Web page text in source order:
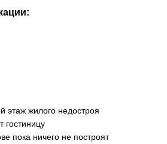
этаж жилого недостроя
гостиницу
пока ничего не построят